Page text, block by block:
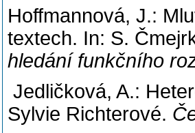
Hoffmannová, J.:
textech. In: S.
hledání funkčního
Jedličková, A.:
Sylvie Richterové.